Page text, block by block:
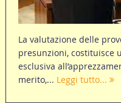
La valutazione delle
presunzioni, costituisce
esclusiva
merito,... Leggi tutto...